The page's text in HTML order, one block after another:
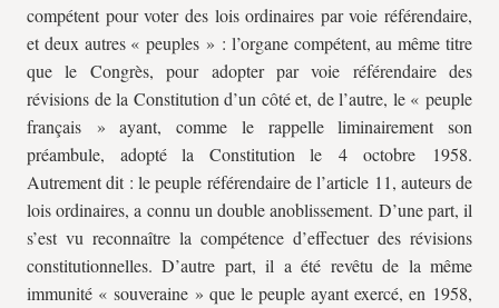
compétent pour voter des lois ordinaires par voie référendaire,
et deux autres « peuples » : l’organe compétent, au même titre
que le Congrès, pour adopter par voie référendaire des
révisions de la Constitution d’un côté et, de l’autre, le « peuple
français » ayant, comme le rappelle liminairement son
préambule, adopté la Constitution le 4 octobre 1958.
Autrement dit : le peuple référendaire de l’article 11, auteurs de
lois ordinaires, a connu un double anoblissement. D’une part, il
s’est vu reconnaître la compétence d’effectuer des révisions
constitutionnelles. D’autre part, il a été revêtu de la même
immunité « souveraine » que le peuple ayant exercé, en 1958,